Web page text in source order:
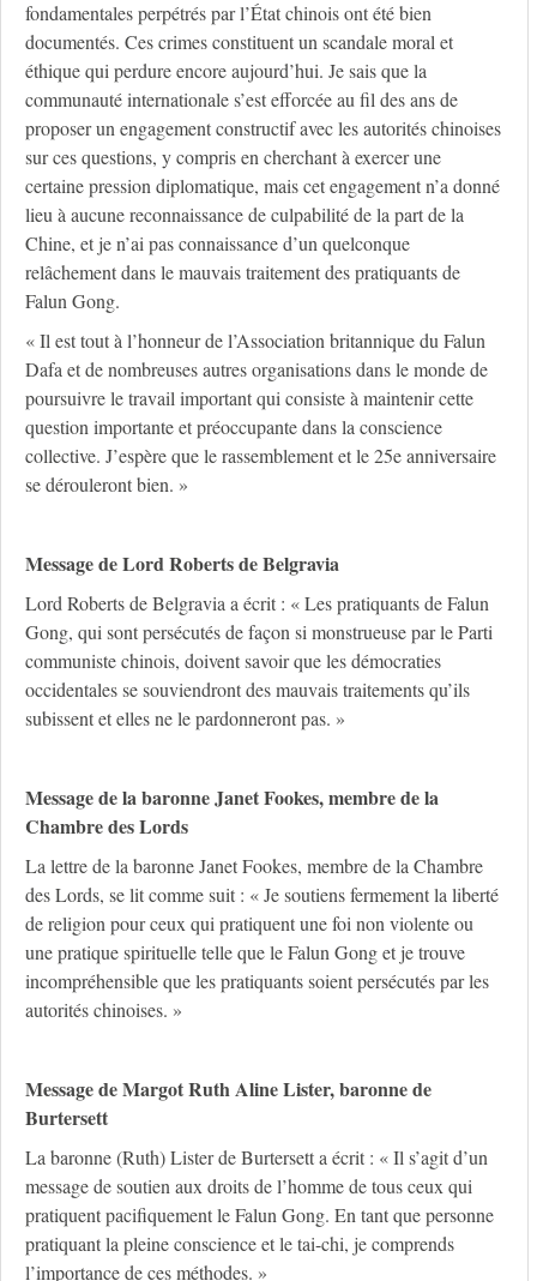
fondamentales perpétrés par l’État chinois ont été bien
documentés. Ces crimes constituent un scandale moral et
éthique qui perdure encore aujourd’hui. Je sais que la
communauté internationale s’est efforcée au fil des ans de
proposer un engagement constructif avec les autorités chinoises
sur ces questions, y compris en cherchant à exercer une
certaine pression diplomatique, mais cet engagement n’a donné
lieu à aucune reconnaissance de culpabilité de la part de la
Chine, et je n’ai pas connaissance d’un quelconque
relâchement dans le mauvais traitement des pratiquants de
Falun Gong.
« Il est tout à l’honneur de l’Association britannique du Falun
Dafa et de nombreuses autres organisations dans le monde de
poursuivre le travail important qui consiste à maintenir cette
question importante et préoccupante dans la conscience
collective. J’espère que le rassemblement et le 25e anniversaire
se dérouleront bien. »
Message de Lord Roberts de Belgravia
Lord Roberts de Belgravia a écrit : « Les pratiquants de Falun
Gong, qui sont persécutés de façon si monstrueuse par le Parti
communiste chinois, doivent savoir que les démocraties
occidentales se souviendront des mauvais traitements qu’ils
subissent et elles ne le pardonneront pas. »
Message de la baronne Janet Fookes, membre de la
Chambre des Lords
La lettre de la baronne Janet Fookes, membre de la Chambre
des Lords, se lit comme suit : « Je soutiens fermement la liberté
de religion pour ceux qui pratiquent une foi non violente ou
une pratique spirituelle telle que le Falun Gong et je trouve
incompréhensible que les pratiquants soient persécutés par les
autorités chinoises. »
Message de Margot Ruth Aline Lister, baronne de
Burtersett
La baronne (Ruth) Lister de Burtersett a écrit : « Il s’agit d’un
message de soutien aux droits de l’homme de tous ceux qui
pratiquent pacifiquement le Falun Gong. En tant que personne
pratiquant la pleine conscience et le tai-chi, je comprends
l’importance de ces méthodes. »